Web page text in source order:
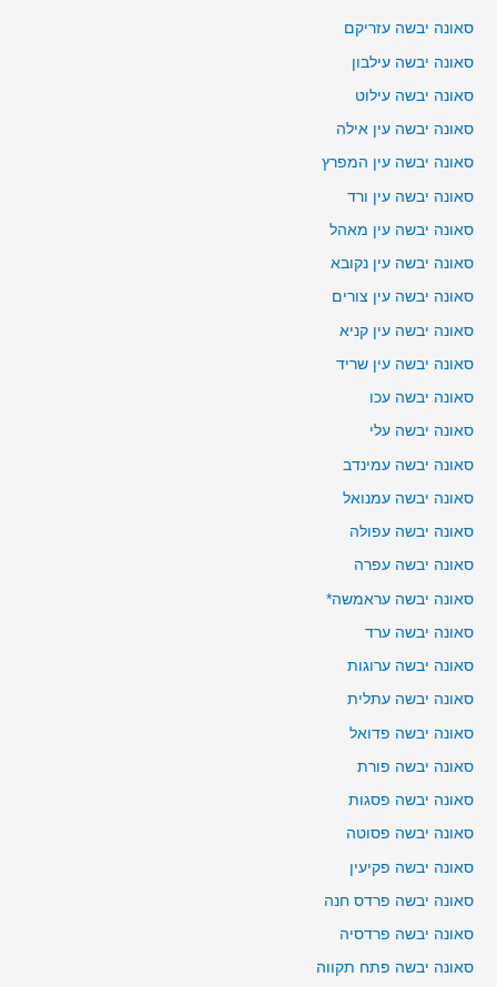
סאונה יבשה עזריקם
סאונה יבשה עילבון
סאונה יבשה עילוט
סאונה יבשה עין אילה
סאונה יבשה עין המפרץ
סאונה יבשה עין ורד
סאונה יבשה עין מאהל
סאונה יבשה עין נקובא
סאונה יבשה עין צורים
סאונה יבשה עין קניא
סאונה יבשה עין שריד
סאונה יבשה עכו
סאונה יבשה עלי
סאונה יבשה עמינדב
סאונה יבשה עמנואל
סאונה יבשה עפולה
סאונה יבשה עפרה
סאונה יבשה עראמשה*
סאונה יבשה ערד
סאונה יבשה ערוגות
סאונה יבשה עתלית
סאונה יבשה פדואל
סאונה יבשה פורת
סאונה יבשה פסגות
סאונה יבשה פסוטה
סאונה יבשה פקיעין
סאונה יבשה פרדס חנה
סאונה יבשה פרדסיה
סאונה יבשה פתח תקווה